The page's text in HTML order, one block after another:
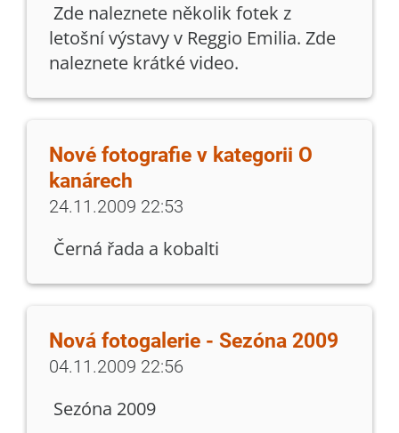
Zde naleznete několik fotek z
letošní výstavy v Reggio Emilia. Zde
naleznete krátké video.
Nové fotografie v kategorii O
kanárech
24.11.2009 22:53
Černá řada a kobalti
Nová fotogalerie - Sezóna 2009
04.11.2009 22:56
Sezóna 2009